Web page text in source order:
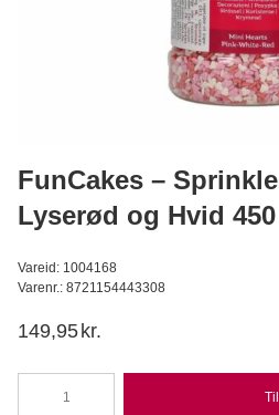
Silikomart - Velvetspray Oil-Based,
Silikomart Professional
FunCakes –
Lyserød og Hvid
Vareid: 1004168
Varenr.: 8721154443308
149,95 kr.
FunCakes